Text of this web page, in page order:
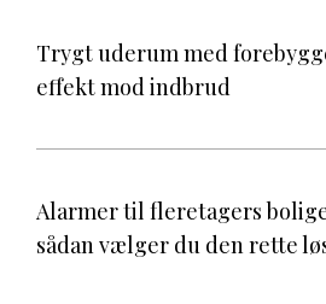
Trygt uderum med
effekt mod indbrud
Alarmer til fleretagers
sådan vælger du den rette